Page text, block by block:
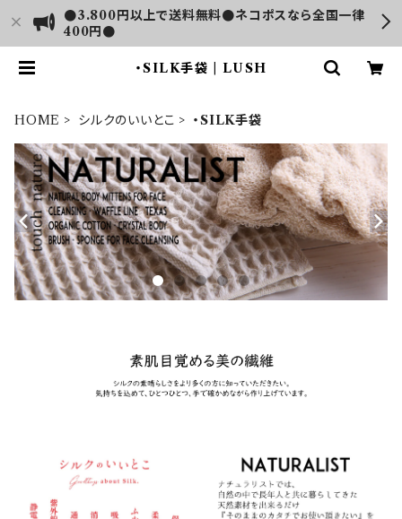
●3.800円以上で送料無料●ネコポスなら全国一律
400円●
・SILK手袋 | LUSH
HOME シルクのいいとこ ・SILK手袋